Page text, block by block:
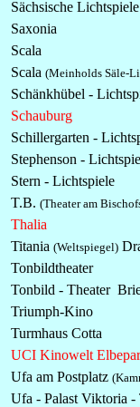
Sächsische Lichtspiele
Saxonia
Scala
Scala (Meinholds Säle-
Schänkhübel -
Schauburg
Schillergarten -
Stephenson -
Stern - Lichtspiele
T.B. (Theater am
Thalia
Titania (Weltspiegel)
Tonbildtheater
Tonbild - Theater
Triumph-Kino
Turmhaus Cotta
UCI Kinowelt
Ufa am Postplatz
Ufa - Palast Viktoria -